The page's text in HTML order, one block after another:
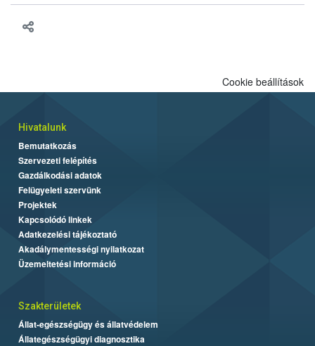
Cookie beállítások
Hivatalunk
Bemutatkozás
Szervezeti felépítés
Gazdálkodási adatok
Felügyeleti szervünk
Projektek
Kapcsolódó linkek
Adatkezelési tájékoztató
Akadálymentességi nyilatkozat
Üzemeltetési információ
Szakterületek
Állat-egészségügy és állatvédelem
Állategészségügyi diagnosztika